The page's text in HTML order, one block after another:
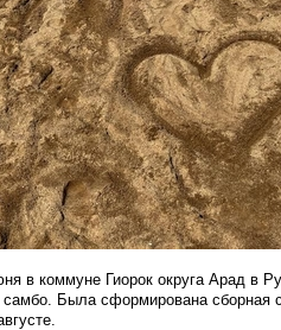
в коммуне Гиорок округа Арад в
Была сформирована сборная